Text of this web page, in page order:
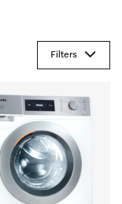
Filters